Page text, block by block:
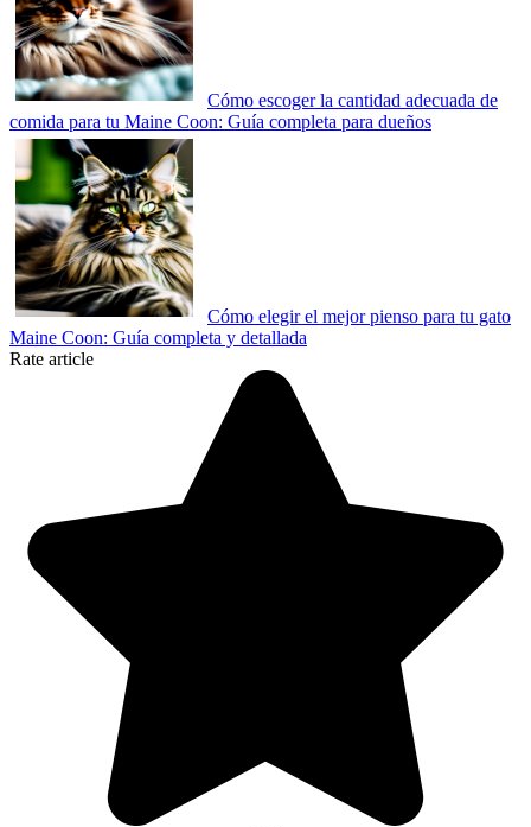
Cómo escoger la cantidad adecuada de
comida para tu Maine Coon: Guía completa para dueños
Cómo elegir el mejor pienso para tu gato
Maine Coon: Guía completa y detallada
Rate article